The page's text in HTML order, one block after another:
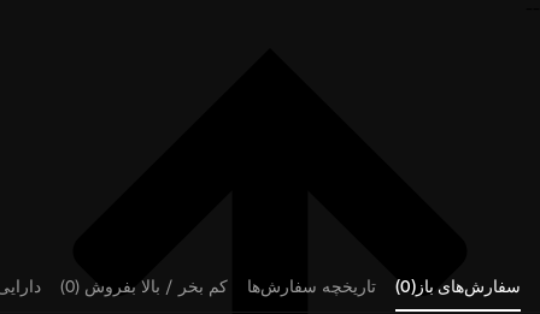
سفارش‌های باز(0) تاریخچه سفارش‌ها کم بخر / بالا بفروش (0)